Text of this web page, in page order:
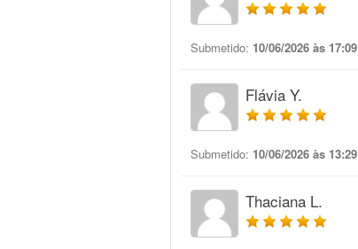
Submetido: 10/06/2026 às 17:09
Flávia Y.
Submetido: 10/06/2026 às 13:29
Thaciana L.